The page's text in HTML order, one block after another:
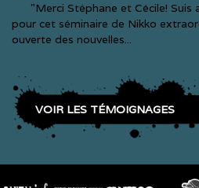
"Merci Stéphane et Cécile! Suis
pour cet séminaire de Nikko
ouverte des nouvelles...
VOIR LES TÉMOIGNAGES